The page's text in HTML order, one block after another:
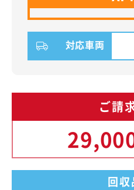
対応車両
ご請
回収